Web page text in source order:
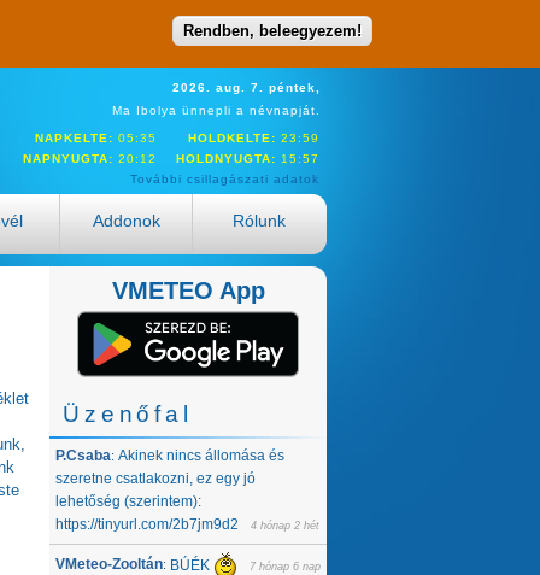
Rendben, beleegyezem!
2026. aug. 7. péntek,
Ma Ibolya ünnepli a névnapját.
NAPKELTE: 05:35 HOLDKELTE: 23:59
NAPNYUGTA: 20:12 HOLDNYUGTA: 15:57
További csillagászati adatok
Addonok Rólunk
VMETEO App
Üzenőfal
P.Csaba: Akinek nincs állomása és
szeretne csatlakozni, ez egy jó
lehetőség (szerintem):
https://tinyurl.com/2b7jm9d2
4 hónap 2 hét
VMeteo-Zooltán: BÚÉK 7 hónap 6 nap